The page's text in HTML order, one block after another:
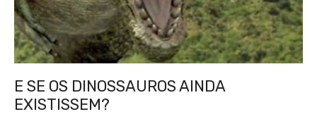
E SE OS DINOSSAUROS AINDA
EXISTISSEM?